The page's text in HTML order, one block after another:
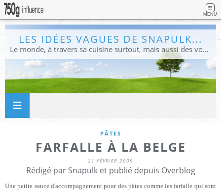
MENU
LES IDÉES VAGUES DE SNAPULK...
Le monde, à travers sa cuisine surtout, mais aussi des voyages, et des idées.
PÂTES
FARFALLE À LA BELGE
21 FÉVRIER 2009
Rédigé par Snapulk et publié depuis Overblog
Une petite sauce d'accompagnement pour des pâtes comme les farfalle qui sont